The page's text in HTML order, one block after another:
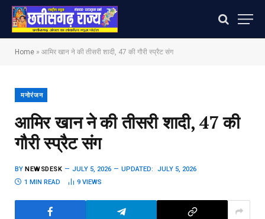
Home » आमिर खान ने की तीसरी शादी, 47 की गौरी स्प्रैट संग
मनोरंजन
आमिर खान ने की तीसरी शादी, 47 की
गौरी स्प्रैट संग
BY NEWSDESK JULY 5, 2026 UPDATED:
JULY 5, 2026
1 MIN READ
9 VIEWS